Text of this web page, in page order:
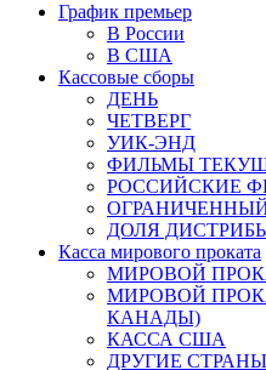
График премьер
В России
В США
Кассовые сборы
ДЕНЬ
ЧЕТВЕРГ
УИК-ЭНД
ФИЛЬМЫ
РОССИЙСКИЕ
ДОЛЯ
Касса мирового проката
МИРОВОЙ
МИРОВОЙ
КАНАДЫ)
КАССА США
ДРУГИЕ СТРАНЫ